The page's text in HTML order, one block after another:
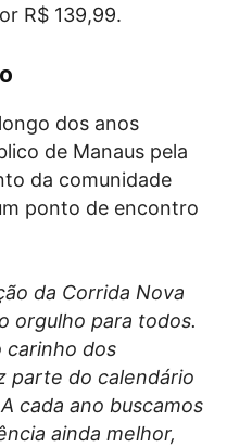
R$ 139,99.
dos anos
de Manaus pela
da comunidade
ponto de encontro
da Corrida Nova
orgulho para todos.
carinho dos
parte do calendário
cada ano buscamos
ainda melhor,